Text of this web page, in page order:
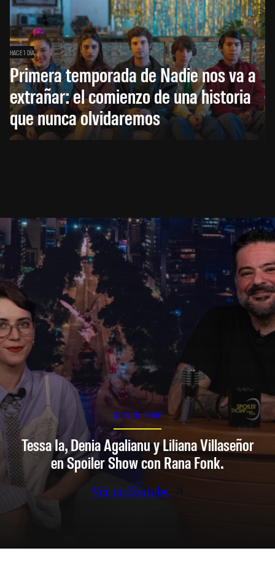
HACE 1 DÍA
Primera temporada de Nadie nos va a
extrañar: el comienzo de una historia
que nunca olvidaremos
SPOILER SHOW
Tessa Ia, Denia Agalianu y Liliana Villaseñor
en Spoiler Show con Rana Fonk.
Ver en Youtube